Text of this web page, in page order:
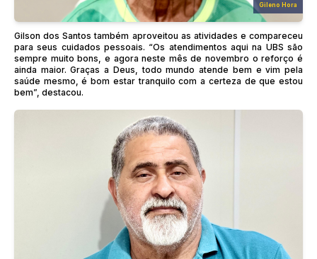
Gileno Hora
Gilson dos Santos também aproveitou as atividades e compareceu
para seus cuidados pessoais. “Os atendimentos aqui na UBS são
sempre muito bons, e agora neste mês de novembro o reforço é
ainda maior. Graças a Deus, todo mundo atende bem e vim pela
saúde mesmo, é bom estar tranquilo com a certeza de que estou
bem”, destacou.